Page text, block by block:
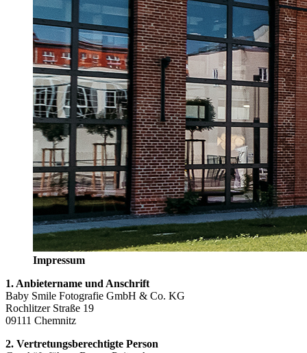
Impressum
1. Anbietername und Anschrift
Baby Smile Fotografie GmbH & Co. KG
Rochlitzer Straße 19
09111 Chemnitz
2. Vertretungsberechtigte Person